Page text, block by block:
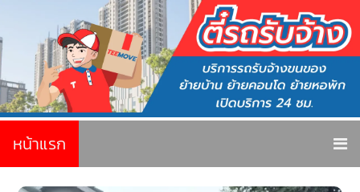
หน้าแรก